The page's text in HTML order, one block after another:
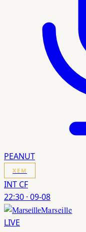
PEANUT
XEM
INT CF
22:30 · 09-08
Marseille
LIVE